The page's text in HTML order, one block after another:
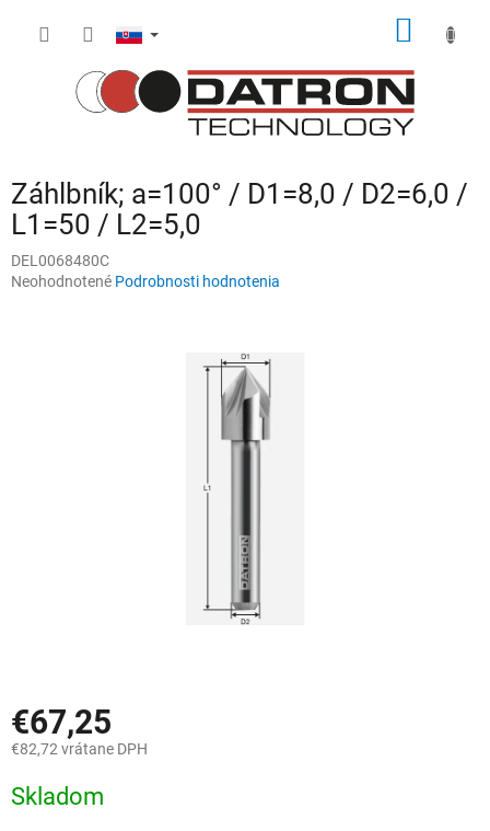
Záhlbník; a=100° / D1=8,0 / D2=6,0 /
L1=50 / L2=5,0
DEL0068480C
Priemerné
Neohodnotené Podrobnosti hodnotenia
€67,25
€82,72 vrátane DPH
cena:
Skladom